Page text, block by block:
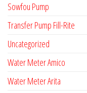
Sowfou Pump
Transfer Pump Fill-Rite
Uncategorized
Water Meter Amico
Water Meter Arita